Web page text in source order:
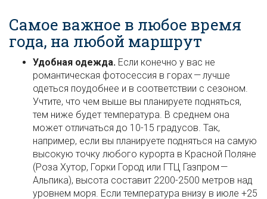
Самое важное в любое время
года, на любой маршрут
Удобная одежда. Если конечно у вас не
романтическая фотосессия в горах — лучше
одеться поудобнее и в соответствии с сезоном.
Учтите, что чем выше вы планируете подняться,
тем ниже будет температура. В среднем она
может отличаться до 10-15 градусов. Так,
например, если вы планируете подняться на самую
высокую точку любого курорта в Красной Поляне
(Роза Хутор, Горки Город или ГТЦ Газпром —
Альпика), высота составит 2200-2500 метров над
уровнем моря. Если температура внизу в июле +25